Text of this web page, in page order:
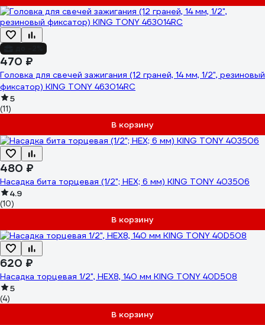
470 ₽
Головка для свечей зажигания (12 граней, 14 мм, 1/2", резиновый
фиксатор) KING TONY 463014RC
5
(11)
В корзину
480 ₽
Насадка бита торцевая (1/2"; HEX; 6 мм) KING TONY 403506
4.9
(10)
В корзину
620 ₽
Насадка торцевая 1/2", HEX8, 140 мм KING TONY 40D508
5
(4)
В корзину